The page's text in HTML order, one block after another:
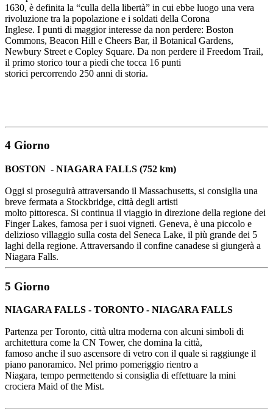
1630, è definita la “culla della libertà” in cui ebbe luogo una vera
rivoluzione tra la popolazione e i soldati della Corona
Inglese. I punti di maggior interesse da non perdere: Boston
Commons, Beacon Hill e Cheers Bar, il Botanical Gardens,
Newbury Street e Copley Square. Da non perdere il Freedom Trail,
il primo storico tour a piedi che tocca 16 punti
storici percorrendo 250 anni di storia.
4 Giorno
BOSTON - NIAGARA FALLS (752 km)
Oggi si proseguirà attraversando il Massachusetts, si consiglia una
breve fermata a Stockbridge, città degli artisti
molto pittoresca. Si continua il viaggio in direzione della regione dei
Finger Lakes, famosa per i suoi vigneti. Geneva, è una piccolo e
delizioso villaggio sulla costa del Seneca Lake, il più grande dei 5
laghi della regione. Attraversando il confine canadese si giungerà a
Niagara Falls.
5 Giorno
NIAGARA FALLS - TORONTO - NIAGARA FALLS
Partenza per Toronto, città ultra moderna con alcuni simboli di
architettura come la CN Tower, che domina la città,
famoso anche il suo ascensore di vetro con il quale si raggiunge il
piano panoramico. Nel primo pomeriggio rientro a
Niagara, tempo permettendo si consiglia di effettuare la mini
crociera Maid of the Mist.